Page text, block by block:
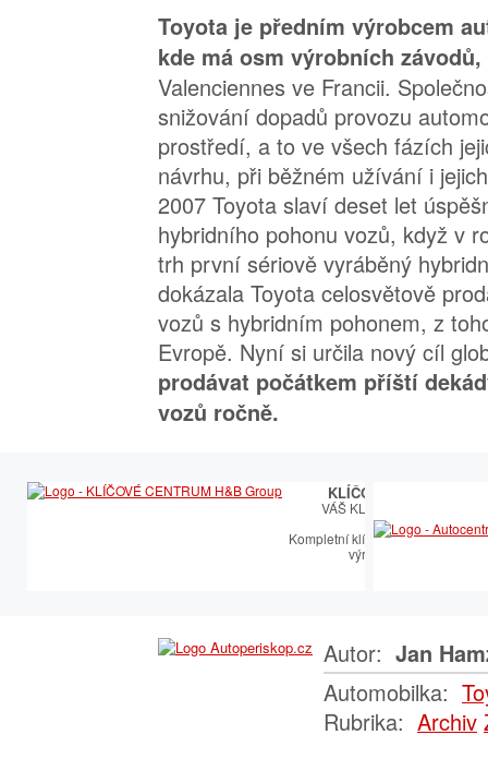
Toyota je předním výrobcem
kde má osm výrobních závodů,
Valenciennes ve Francii.
snižování dopadů provozu
prostředí, a to ve všech fázích
návrhu, při běžném užívání i
2007 Toyota slaví deset let
hybridního pohonu vozů, když v
trh první sériově vyráběný
dokázala Toyota celosvětově
vozů s hybridním pohonem, z
Evropě. Nyní si určila nový cíl
prodávat počátkem příští
vozů ročně.
KLÍČOVÉ CENTRUM
VÁŠ KLÍČOVÝ PARTNER
Kompletní klíčařský sortiment
výroby autoklíčů
Autor: Jan
Automobilka:
Rubrika: Archiv